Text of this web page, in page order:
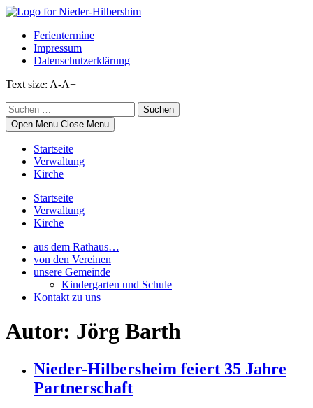
Skip
contentFerientermine
Impressum
Datenschutzerklärung
Text size: A-A+
Suchen
nach:
Open Menu Close Menu
Startseite
Verwaltung
Kirche
Startseite
Verwaltung
Kirche
aus dem Rathaus…
von den Vereinen
unsere Gemeinde
Kindergarten und Schule
Kontakt zu uns
Autor: Jörg Barth
Nieder-Hilbersheim feiert 35 Jahre
Partnerschaft